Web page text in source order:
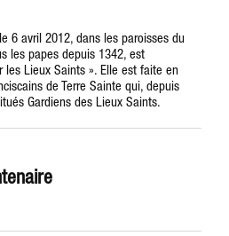
6 avril 2012, dans les paroisses du
les papes depuis 1342, est
les Lieux Saints ». Elle est faite en
de Terre Sainte qui, depuis
Gardiens des Lieux Saints.